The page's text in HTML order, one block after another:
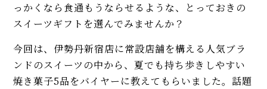
っかくなら食通もうならせるような、とっておきの
スイーツギフトを選んでみませんか？
今回は、伊勢丹新宿店に常設店舗を構える人気ブラ
ンドのスイーツの中から、夏でも持ち歩きしやすい
焼き菓子5品をバイヤーに教えてもらいました。話題